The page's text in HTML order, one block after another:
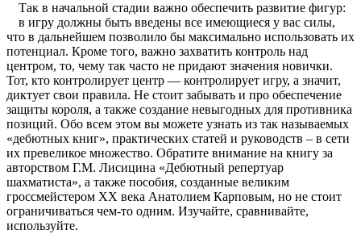
Так в начальной стадии важно обеспечить развитие фигур:
в игру должны быть введены все имеющиеся у вас силы,
что в дальнейшем позволило бы максимально использовать их
потенциал. Кроме того, важно захватить контроль над
центром, то, чему так часто не придают значения новички.
Тот, кто контролирует центр — контролирует игру, а значит,
диктует свои правила. Не стоит забывать и про обеспечение
защиты короля, а также создание невыгодных для противника
позиций. Обо всем этом вы можете узнать из так называемых
«дебютных книг», практических статей и руководств – в сети
их превеликое множество. Обратите внимание на книгу за
авторством Г.М. Лисицина «Дебютный репертуар
шахматиста», а также пособия, созданные великим
гроссмейстером XX века Анатолием Карповым, но не стоит
ограничиваться чем-то одним. Изучайте, сравнивайте,
используйте.